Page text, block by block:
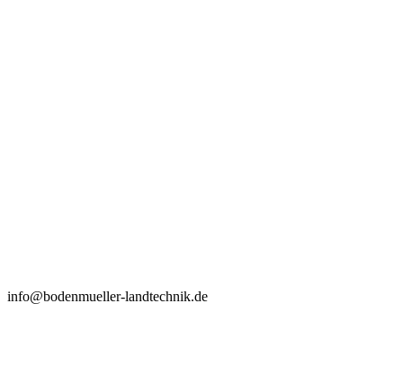
info@bodenmueller-landtechnik.de